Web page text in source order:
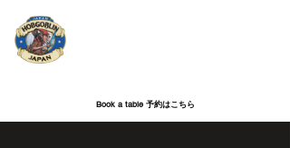
Book a table 予約はこちら